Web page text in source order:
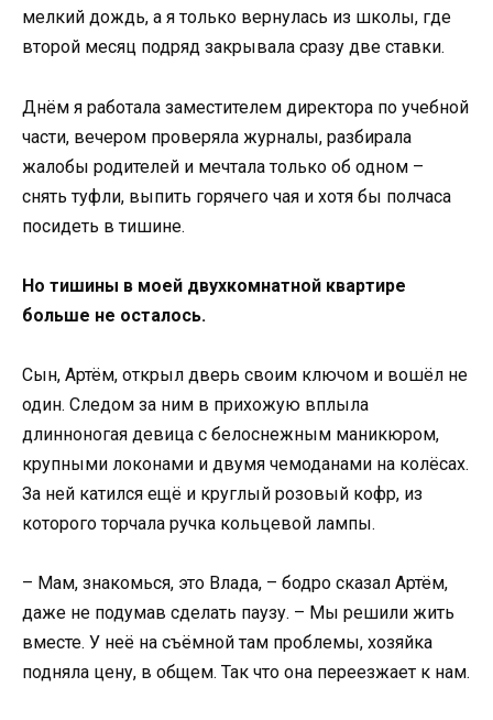
мелкий дождь, а я только вернулась из школы, где
второй месяц подряд закрывала сразу две ставки.
Днём я работала заместителем директора по учебной
части, вечером проверяла журналы, разбирала
жалобы родителей и мечтала только об одном –
снять туфли, выпить горячего чая и хотя бы полчаса
посидеть в тишине.
Но тишины в моей двухкомнатной квартире
больше не осталось.
Сын, Артём, открыл дверь своим ключом и вошёл не
один. Следом за ним в прихожую вплыла
длинноногая девица с белоснежным маникюром,
крупными локонами и двумя чемоданами на колёсах.
За ней катился ещё и круглый розовый кофр, из
которого торчала ручка кольцевой лампы.
– Мам, знакомься, это Влада, – бодро сказал Артём,
даже не подумав сделать паузу. – Мы решили жить
вместе. У неё на съёмной там проблемы, хозяйка
подняла цену, в общем. Так что она переезжает к нам.